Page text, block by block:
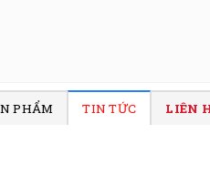
PHẨM TIN TỨC LIÊN